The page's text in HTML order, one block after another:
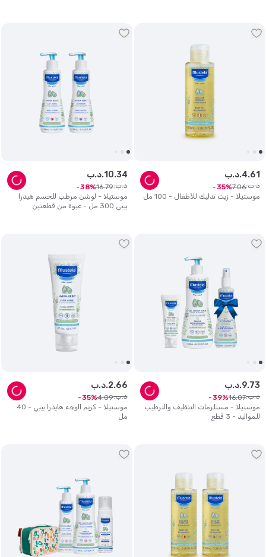
موستيلا - زيت تدليك للأطفال - 100 مل
د.ب.4.61
د.ب. 7.06
35
موستيلا - لوشن مرطب للجسم هيدرا
بيبي 300 مل - عبوة من قطعتين
د.ب.10.34
د.ب. 16.79
38
موستيلا - مستلزمات التنظيف والترطيب
للمواليد - 3 قطع
د.ب.9.73
د.ب. 16.07
39
موستيلا - كريم الوجه هايدرا بيبي - 40
مل
د.ب.2.66
د.ب. 4.09
35